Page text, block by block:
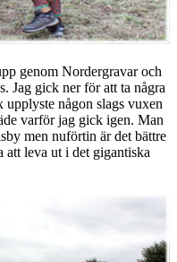
genom Nordergravar och
Jag gick ner för att ta några
någon slags vuxen
varför jag gick igen. Man
men nuförtin är det bättre
att leva ut i det gigantiska